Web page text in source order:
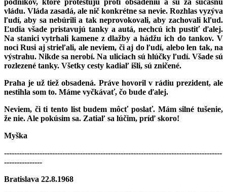
podnikov, ktoré protestujú proti obsadeniu a sú za súčasnú
vládu. Vláda zasadá, ale nič konkrétne sa nevie. Rozhlas vyzýva
ľudí, aby sa nebúrili a tak neprovokovali, aby zachovali kľud.
Ľudia všade pristavujú tanky a autá, nechcú ich pustiť ďalej.
Na stanici vytrhali kamene z dlažby a hádžu ich do tankov. V
noci Rusi aj strieľali, ale neviem, či aj do ľudí, alebo len tak, na
výstrahu. Nikde sa nerobí. Na uliciach sú hlúčky ľudí. Všade sú
rozlezené tanky. Všetky cesty kadiaľ išli, sú zničené.
Praha je už tiež obsadená. Práve hovoril v rádiu prezident, ale
nestihla som to. Máme vyčkávať, čo bude ďalej.
Neviem, či ti tento list budem môcť poslať. Mám silné tušenie,
že nie. Ale pokúsim sa. Zatiaľ sa lúčim, príď skoro!
Myška
--------------------------------------------------------------------------------------
---------------
Bratislava 22.8.1968